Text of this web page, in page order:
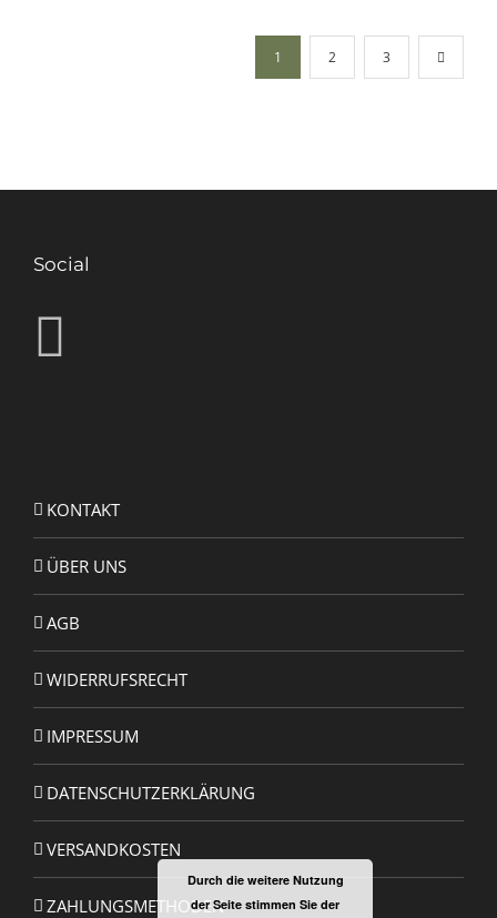
1 2 3
Social
KONTAKT
ÜBER UNS
AGB
WIDERRUFSRECHT
IMPRESSUM
DATENSCHUTZERKLÄRUNG
VERSANDKOSTEN
ZAHLUNGSMETHODEN
Durch die weitere Nutzung
der Seite stimmen Sie der